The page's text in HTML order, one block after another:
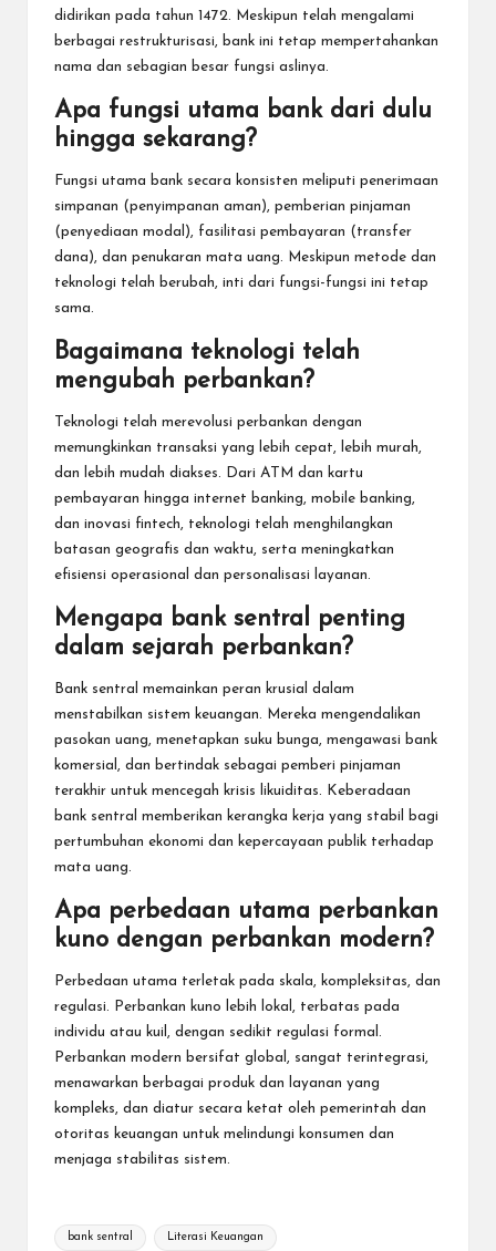
didirikan pada tahun 1472. Meskipun telah mengalami
berbagai restrukturisasi, bank ini tetap mempertahankan
nama dan sebagian besar fungsi aslinya.
Apa fungsi utama bank dari dulu
hingga sekarang?
Fungsi utama bank secara konsisten meliputi penerimaan
simpanan (penyimpanan aman), pemberian pinjaman
(penyediaan modal), fasilitasi pembayaran (transfer
dana), dan penukaran mata uang. Meskipun metode dan
teknologi telah berubah, inti dari fungsi-fungsi ini tetap
sama.
Bagaimana teknologi telah
mengubah perbankan?
Teknologi telah merevolusi perbankan dengan
memungkinkan transaksi yang lebih cepat, lebih murah,
dan lebih mudah diakses. Dari ATM dan kartu
pembayaran hingga internet banking, mobile banking,
dan inovasi fintech, teknologi telah menghilangkan
batasan geografis dan waktu, serta meningkatkan
efisiensi operasional dan personalisasi layanan.
Mengapa bank sentral penting
dalam sejarah perbankan?
Bank sentral memainkan peran krusial dalam
menstabilkan sistem keuangan. Mereka mengendalikan
pasokan uang, menetapkan suku bunga, mengawasi bank
komersial, dan bertindak sebagai pemberi pinjaman
terakhir untuk mencegah krisis likuiditas. Keberadaan
bank sentral memberikan kerangka kerja yang stabil bagi
pertumbuhan ekonomi dan kepercayaan publik terhadap
mata uang.
Apa perbedaan utama perbankan
kuno dengan perbankan modern?
Perbedaan utama terletak pada skala, kompleksitas, dan
regulasi. Perbankan kuno lebih lokal, terbatas pada
individu atau kuil, dengan sedikit regulasi formal.
Perbankan modern bersifat global, sangat terintegrasi,
menawarkan berbagai produk dan layanan yang
kompleks, dan diatur secara ketat oleh pemerintah dan
otoritas keuangan untuk melindungi konsumen dan
menjaga stabilitas sistem.
Tags:
bank sentral Literasi Keuangan